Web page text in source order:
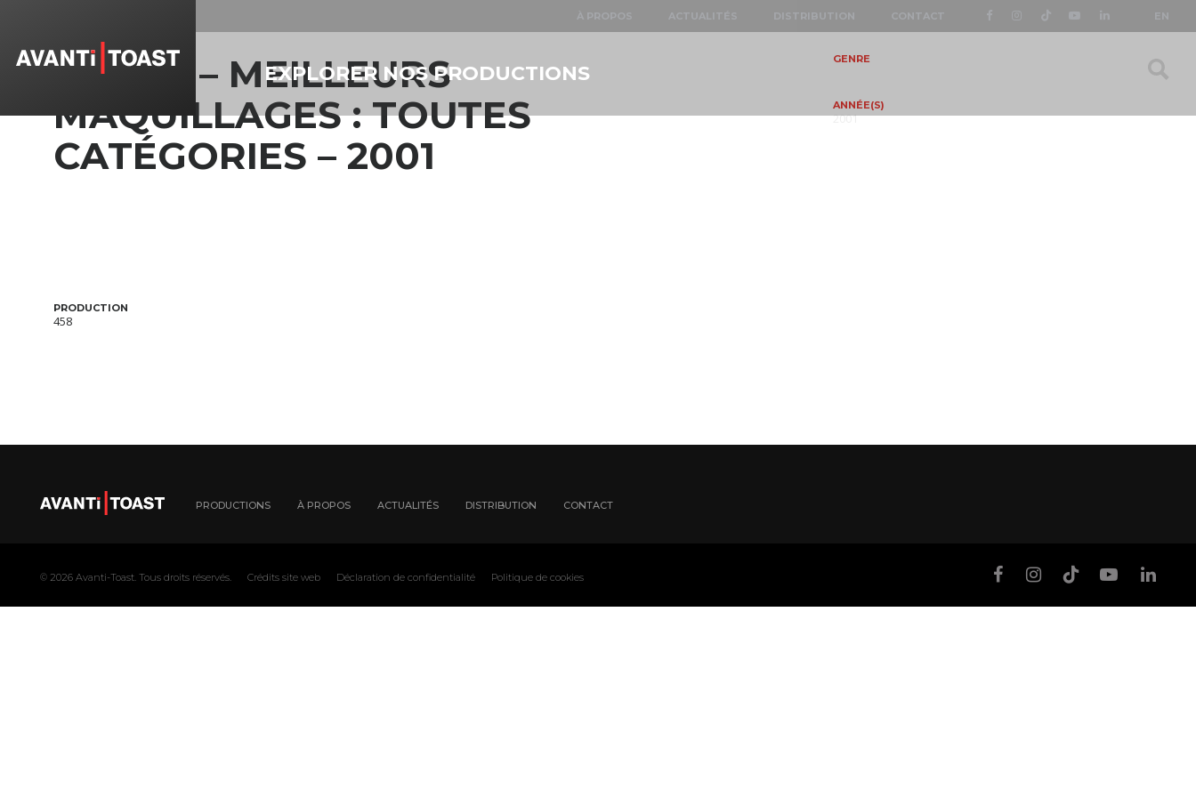
À PROPOS ACTUALITÉS DISTRIBUTION CONTACT EN
EXPLORER NOS PRODUCTIONS
WILLIE – MEILLEURS
MAQUILLAGES : TOUTES
CATÉGORIES – 2001
PRODUCTION
458
GENRE
ANNÉE(S)
2001
PRODUCTIONS À PROPOS ACTUALITÉS DISTRIBUTION CONTACT
© 2026 Avanti-Toast. Tous droits réservés. Crédits site web Déclaration de confidentialité Politique de cookies